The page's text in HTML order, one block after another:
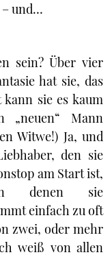
– und…
sein? Über vier
hat sie, das
sie es kaum
„neuen“ Mann
Witwe!) Ja, und
den sie
am Start ist,
denen sie
einfach zu oft
zwei, oder mehr
weiß von allen